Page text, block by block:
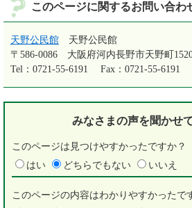
このページに関するお問い合わ
天野公民館
天野公民館
〒586-0086
大阪府河内長野市天野町
Tel：0721-55-6191
Fax：0721-55-6191
みなさまの声を聞かせ
このページは見つけやすかったですか？
はい
どちらでもない いいえ
このページの内容はわかりやすかったで